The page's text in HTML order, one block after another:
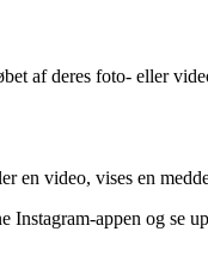
af deres foto- eller
en video, vises en
Instagram-appen og se